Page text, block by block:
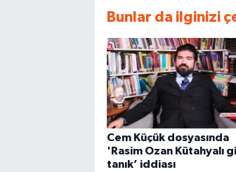
Bunlar da ilginizi
Cem Küçük dosyasında
'Rasim Ozan Kütahyalı
tanık’ iddiası